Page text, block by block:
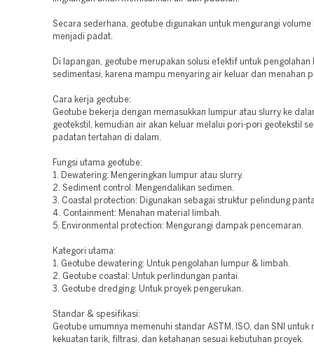
Secara sederhana, geotube digunakan untuk mengurangi
menjadi padat.
Di lapangan, geotube merupakan solusi efektif untuk pengolahan
sedimentasi, karena mampu menyaring air keluar dan menahan
Cara kerja geotube:
Geotube bekerja dengan memasukkan lumpur atau slurry ke
geotekstil, kemudian air akan keluar melalui pori-pori geotekstil
padatan tertahan di dalam.
Fungsi utama geotube:
1. Dewatering: Mengeringkan lumpur atau slurry.
2. Sediment control: Mengendalikan sedimen.
3. Coastal protection: Digunakan sebagai struktur pelindung
4. Containment: Menahan material limbah.
5. Environmental protection: Mengurangi dampak pencemaran.
Kategori utama:
1. Geotube dewatering: Untuk pengolahan lumpur & limbah.
2. Geotube coastal: Untuk perlindungan pantai.
3. Geotube dredging: Untuk proyek pengerukan.
Standar & spesifikasi:
Geotube umumnya memenuhi standar ASTM, ISO, dan SNI untuk
kekuatan tarik, filtrasi, dan ketahanan sesuai kebutuhan proyek.